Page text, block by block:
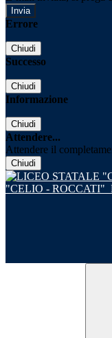
Errore
Chiudi
Successo
Chiudi
Informazione
Chiudi
Attendere...
Attendere il
Chiudi
"CELIO - ROCCATI"